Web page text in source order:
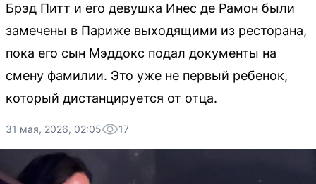
Брэд Питт и его девушка Инес де Рамон были
замечены в Париже выходящими из ресторана,
пока его сын Мэддокс подал документы на
смену фамилии. Это уже не первый ребенок,
который дистанцируется от отца.
31 мая, 2026, 02:05 17